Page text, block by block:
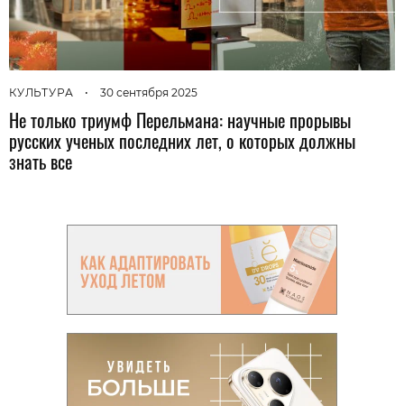
КУЛЬТУРА • 30 сентября 2025
Не только триумф Перельмана: научные прорывы
русских ученых последних лет, о которых должны
знать все